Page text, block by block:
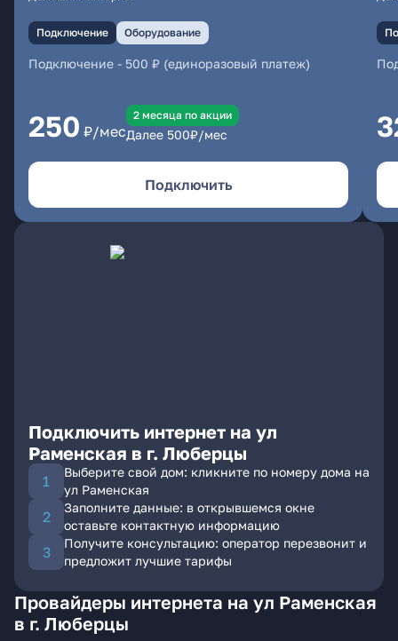
Подключение Оборудование
Подключение - 500 ₽ (единоразовый платеж)
250 ₽/мес
2 месяцa по акции
Далее 500₽/мес
Подключить
Подключить интернет на ул
Раменская в г. Люберцы
Выберите свой дом: кликните по номеру дома на
ул Раменская
Заполните данные: в открывшемся окне
оставьте контактную информацию
Получите консультацию: оператор перезвонит и
предложит лучшие тарифы
Провайдеры интернета на ул Раменская
в г. Люберцы